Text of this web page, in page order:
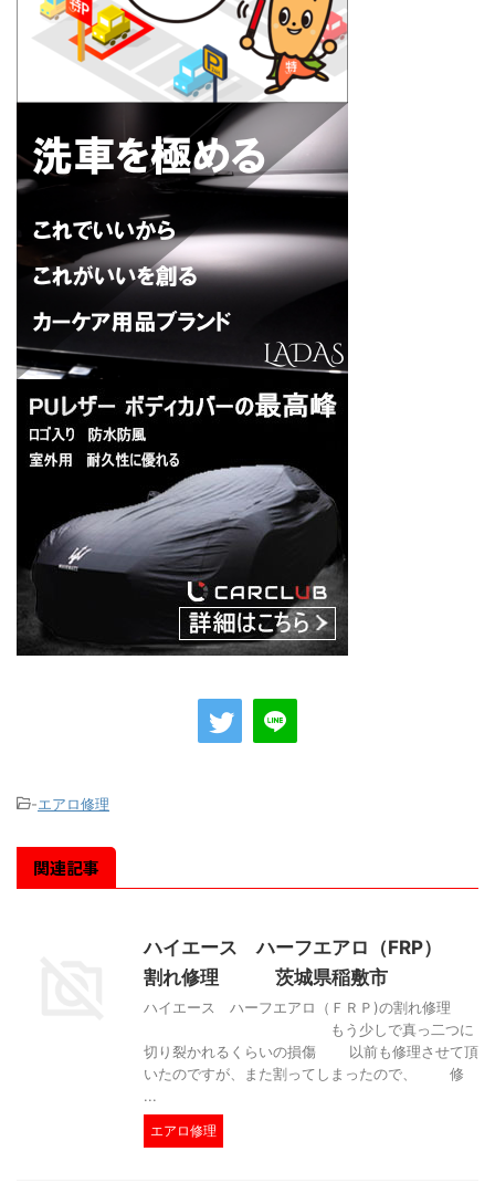
-エアロ修理
関連記事
ハイエース ハーフエアロ（FRP）
割れ修理 茨城県稲敷市
ハイエース ハーフエアロ（ＦＲＰ)の割れ修理
もう少しで真っ二つに
切り裂かれるくらいの損傷 以前も修理させて頂
いたのですが、また割ってしまったので、 修
...
エアロ修理